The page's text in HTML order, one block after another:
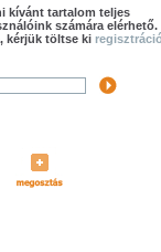
kívánt tartalom teljes
számára elérhető.
kérjük töltse ki